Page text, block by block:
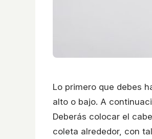
Lo primero que debes
alto o bajo. A
Deberás colocar el
coleta alrededor, con